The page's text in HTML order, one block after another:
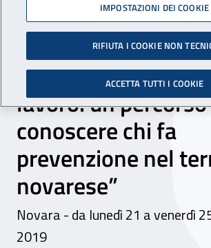
Evento -
cultura della salute
sicurezza negli
lavoro: un
conoscere chi fa
prevenzione nel
novarese”
Novara - da lunedì 21 a venerdì
2019
IMPOSTAZIONI DEI COOKIE
RIFIUTA I COOKIE NON
ACCETTA TUTTI I COOKIE